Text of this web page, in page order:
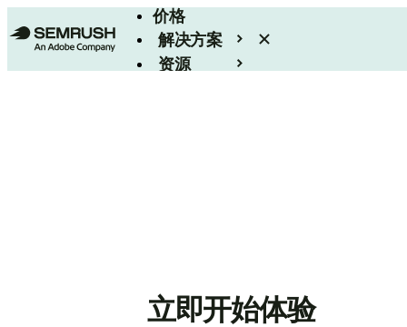
价格
解决方案
资源
立即开始体验